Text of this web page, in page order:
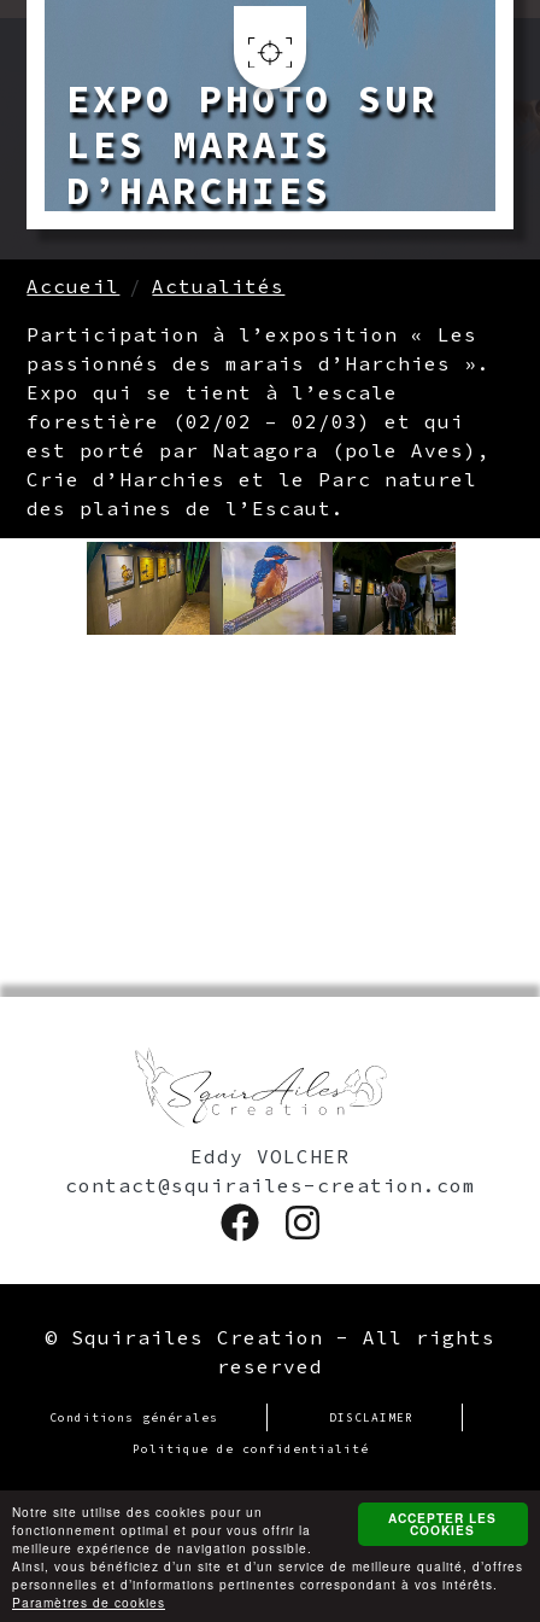
ACCEPTER LES
COOKIES
Notre site utilise des cookies pour un
fonctionnement optimal et pour vous offrir la
meilleure expérience de navigation possible.
Ainsi, vous bénéficiez d’un site et d’un service de meilleure qualité, d’offres
personnelles et d’informations pertinentes correspondant à vos intérêts.
Paramètres de cookies
Aller au contenu principal
EXPO PHOTO SUR
LES MARAIS
D’HARCHIES
FIL D'ARIANE
Accueil
Actualités
Participation à l’exposition « Les
passionnés des marais d’Harchies ».
Expo qui se tient à l’escale
forestière (02/02 – 02/03) et qui
est porté par Natagora (pole Aves),
Crie d’Harchies et le Parc naturel
des plaines de l’Escaut.
Eddy VOLCHER
contact@squirailes-creation.com
© Squirailes Creation - All rights
reserved
PIED DE PAGE
Conditions générales DISCLAIMER
Politique de confidentialité